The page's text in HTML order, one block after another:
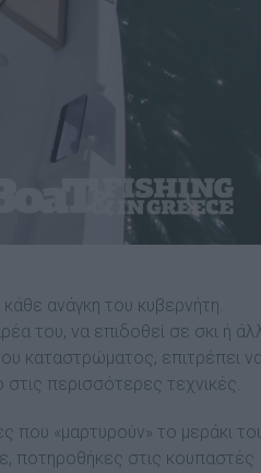
ανάγκη του κυβερνήτη.
του, να επιδοθεί σε σκι ή
καταστρώµατος, επιτρέπει
περισσότερες τεχνικές.
«µαρτυρούν» το µεράκι
ποτηροθήκες στις κουπαστές